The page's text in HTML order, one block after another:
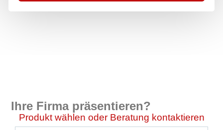
Ihre Firma präsentieren?
Produkt wählen oder Beratung kontaktieren